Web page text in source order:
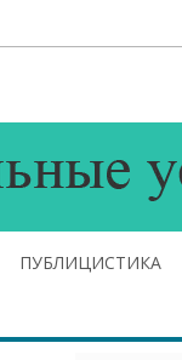
ПУБЛИЦИСТИКА